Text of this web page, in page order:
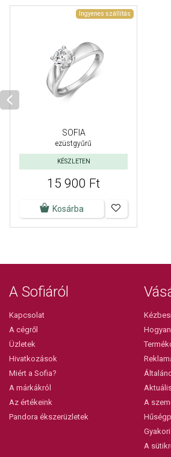
Ingyenes szállítás
SOFIA
ezüstgyűrű
KÉSZLETEN
15 900 Ft
Kosárba
A Sofiáról
Kapcsolat
A cégről
Üzletek
Hivatkozások
Miért a Sofia?
A márkákról
Az értékeink
Pandora ékszerüzletek
A
A